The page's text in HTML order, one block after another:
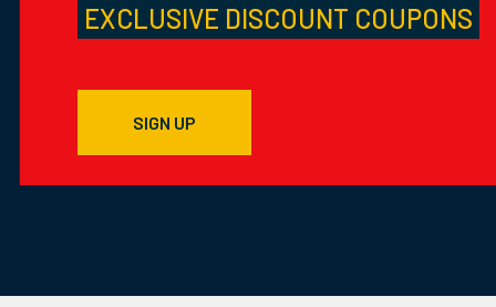
EXCLUSIVE DISCOUNT COUPONS
SIGN UP